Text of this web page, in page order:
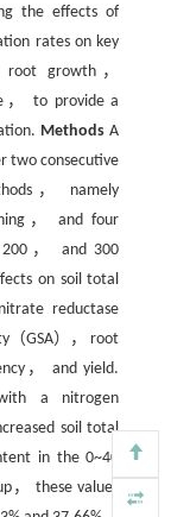
the effects of
rates on key
root growth，
， to provide a
Methods A
two consecutive
， namely
， and four
， and 300
on soil total
reductase
（GSA）， root
， and yield.
a nitrogen
soil total
in the 0~40
， these values